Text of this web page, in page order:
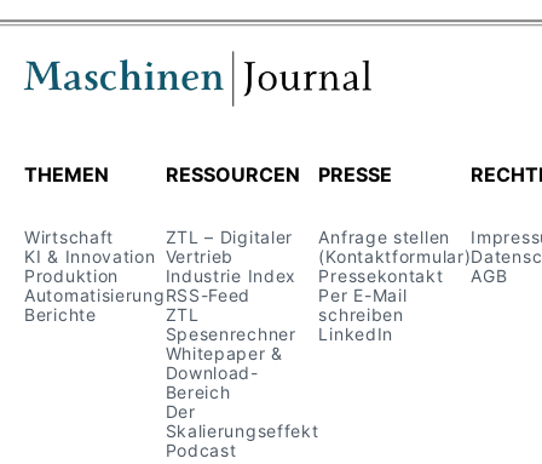
THEMEN
Wirtschaft
KI & Innovation
Produktion
Automatisierung
Berichte
RESSOURCEN
ZTL – Digitaler
Vertrieb
Industrie Index
RSS-Feed
ZTL
Spesenrechner
Whitepaper &
Download-
Bereich
Der
Skalierungseffekt
Podcast
PRESSE
Anfrage stellen
(Kontaktformular)
Pressekontakt
Per E-Mail
schreiben
LinkedIn
AGB